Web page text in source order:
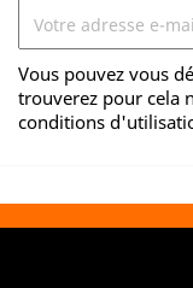
Vous pouvez vous
trouverez pour cela
conditions